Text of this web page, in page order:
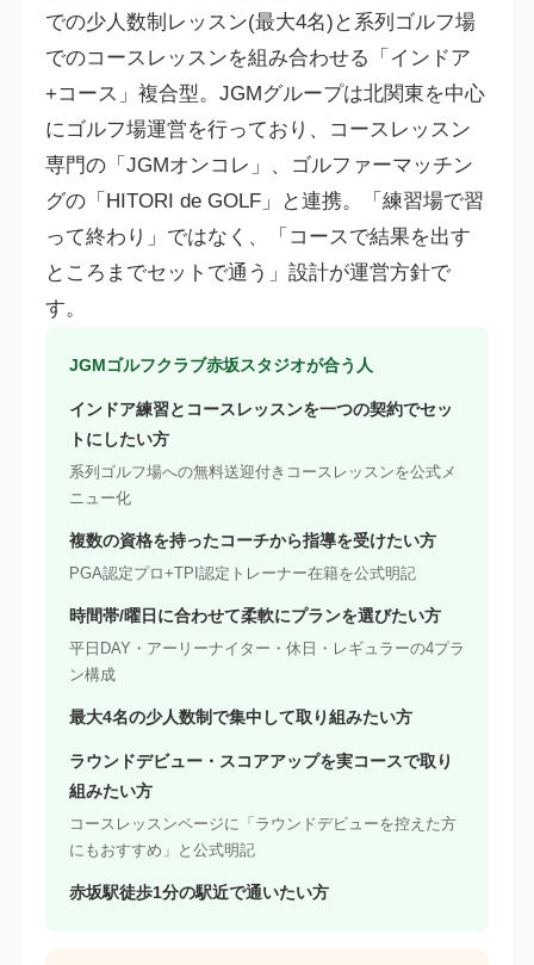
での少人数制レッスン(最大4名)と系列ゴルフ場
でのコースレッスンを組み合わせる「インドア
+コース」複合型。JGMグループは北関東を中心
にゴルフ場運営を行っており、コースレッスン
専門の「JGMオンコレ」、ゴルファーマッチン
グの「HITORI de GOLF」と連携。「練習場で習
って終わり」ではなく、「コースで結果を出す
ところまでセットで通う」設計が運営方針で
す。
JGMゴルフクラブ赤坂スタジオが合う人
インドア練習とコースレッスンを一つの契約でセッ
トにしたい方
系列ゴルフ場への無料送迎付きコースレッスンを公式メ
ニュー化
複数の資格を持ったコーチから指導を受けたい方
PGA認定プロ+TPI認定トレーナー在籍を公式明記
時間帯/曜日に合わせて柔軟にプランを選びたい方
平日DAY・アーリーナイター・休日・レギュラーの4プラ
ン構成
最大4名の少人数制で集中して取り組みたい方
ラウンドデビュー・スコアアップを実コースで取り
組みたい方
コースレッスンページに「ラウンドデビューを控えた方
にもおすすめ」と公式明記
赤坂駅徒歩1分の駅近で通いたい方